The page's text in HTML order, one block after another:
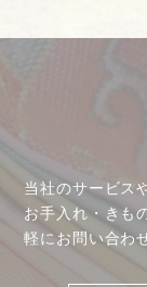
当社のサービス
お手入れ・きも
軽にお問い合わ